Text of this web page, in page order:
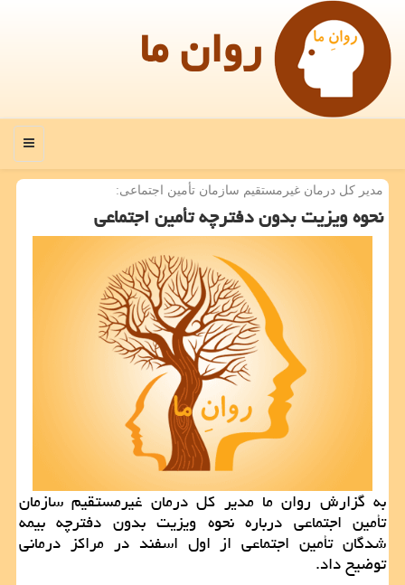
روان ما
منو
مدیر كل درمان غیرمستقیم سازمان تأمین اجتماعی:
نحوه ویزیت بدون دفترچه تأمین اجتماعی
به گزارش روان ما مدیر کل درمان غیرمستقیم سازمان
تأمین اجتماعی درباره نحوه ویزیت بدون دفترچه بیمه
شدگان تأمین اجتماعی از اول اسفند در مراکز درمانی
توضیح داد.